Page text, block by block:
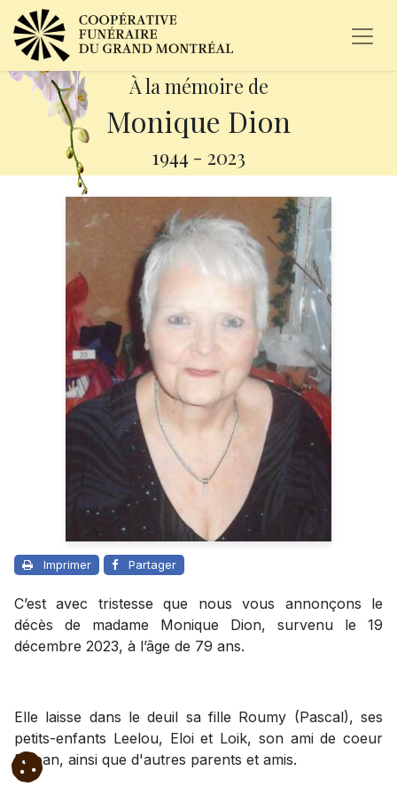
À la mémoire de
Monique Dion
1944 - 2023
Imprimer Partager
C’est avec tristesse que nous vous annonçons le
décès de madame Monique Dion, survenu le 19
décembre 2023, à l’âge de 79 ans.
Elle laisse dans le deuil sa fille Roumy (Pascal), ses
petits-enfants Leelou, Eloi et Loik, son ami de coeur
Réjean, ainsi que d'autres parents et amis.